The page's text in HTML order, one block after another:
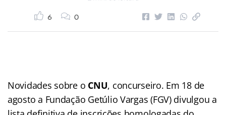
6 0
Novidades sobre o CNU, concurseiro. Em 18 de
agosto a Fundação Getúlio Vargas (FGV) divulgou a